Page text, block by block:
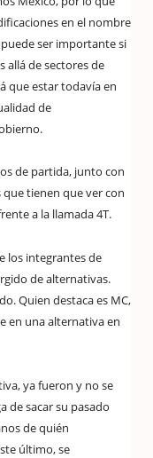
en el nombre
ser importante si
allá de sectores de
que estar todavía en
de
de partida, junto con
tienen que ver con
a la llamada 4T.
los integrantes de
de alternativas.
Quien destaca es MC,
en una alternativa en
ya fueron y no se
de sacar su pasado
de quién
último, se